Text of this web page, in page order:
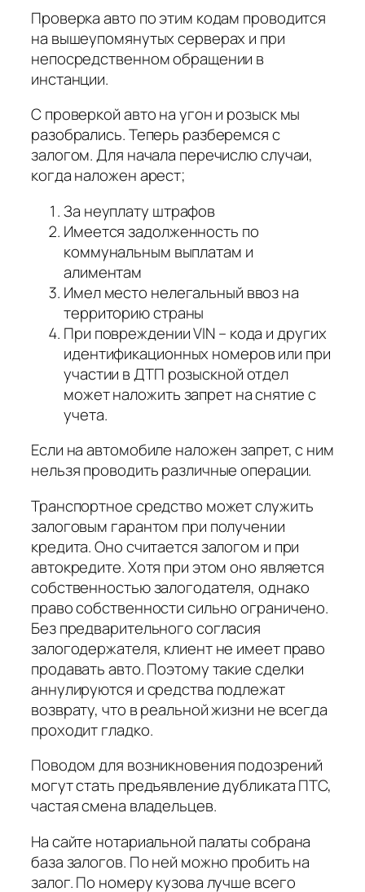
Проверка авто по этим кодам проводится
на вышеупомянутых серверах и при
непосредственном обращении в
инстанции.
С проверкой авто на угон и розыск мы
разобрались. Теперь разберемся с
залогом. Для начала перечислю случаи,
когда наложен арест;
За неуплату штрафов
Имеется задолженность по
коммунальным выплатам и
алиментам
Имел место нелегальный ввоз на
территорию страны
При повреждении VIN – кода и других
идентификационных номеров или при
участии в ДТП розыскной отдел
может наложить запрет на снятие с
учета.
Если на автомобиле наложен запрет, с ним
нельзя проводить различные операции.
Транспортное средство может служить
залоговым гарантом при получении
кредита. Оно считается залогом и при
автокредите. Хотя при этом оно является
собственностью залогодателя, однако
право собственности сильно ограничено.
Без предварительного согласия
залогодержателя, клиент не имеет право
продавать авто. Поэтому такие сделки
аннулируются и средства подлежат
возврату, что в реальной жизни не всегда
проходит гладко.
Поводом для возникновения подозрений
могут стать предъявление дубликата ПТС,
частая смена владельцев.
На сайте нотариальной палаты собрана
база залогов. По ней можно пробить на
залог. По номеру кузова лучше всего